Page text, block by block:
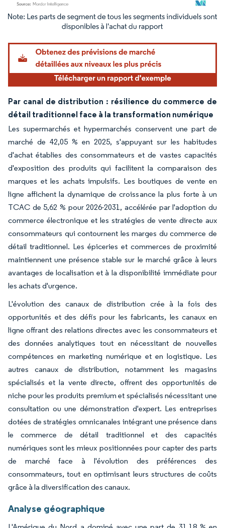
Image © Mordor Intelligence. La réutilisation nécessite une attribution sous CC BY
Par canal de distribution : résilience du commerce de
détail traditionnel face à la transformation numérique
Les supermarchés et hypermarchés conservent une part de
marché de 42,05 % en 2025, s'appuyant sur les habitudes
d'achat établies des consommateurs et de vastes capacités
d'exposition des produits qui facilitent la comparaison des
marques et les achats impulsifs. Les boutiques de vente en
ligne affichent la dynamique de croissance la plus forte à un
TCAC de 5,62 % pour 2026-2031, accélérée par l'adoption du
commerce électronique et les stratégies de vente directe aux
consommateurs qui contournent les marges du commerce de
détail traditionnel. Les épiceries et commerces de proximité
maintiennent une présence stable sur le marché grâce à leurs
avantages de localisation et à la disponibilité immédiate pour
les achats d'urgence.
L'évolution des canaux de distribution crée à la fois des
opportunités et des défis pour les fabricants, les canaux en
ligne offrant des relations directes avec les consommateurs et
des données analytiques tout en nécessitant de nouvelles
compétences en marketing numérique et en logistique. Les
autres canaux de distribution, notamment les magasins
spécialisés et la vente directe, offrent des opportunités de
niche pour les produits premium et spécialisés nécessitant une
consultation ou une démonstration d'expert. Les entreprises
dotées de stratégies omnicanales intégrant une présence dans
le commerce de détail traditionnel et des capacités
numériques sont les mieux positionnées pour capter des parts
de marché face à l'évolution des préférences des
consommateurs, tout en optimisant leurs structures de coûts
grâce à la diversification des canaux.
Analyse géographique